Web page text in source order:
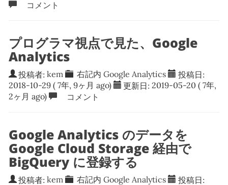
コメント
プログラマ視点で見た、Google
Analytics
投稿者: kem 右記内Google Analytics 投稿日:
2018-10-29 ( 7年, 9ヶ月 ago) 更新日: 2019-05-20 ( 7年,
2ヶ月 ago)
コメント
Google Analytics のデータを
Google Cloud Storage 経由で
BigQuery に登録する
投稿者: kem 右記内Google Analytics 投稿日: